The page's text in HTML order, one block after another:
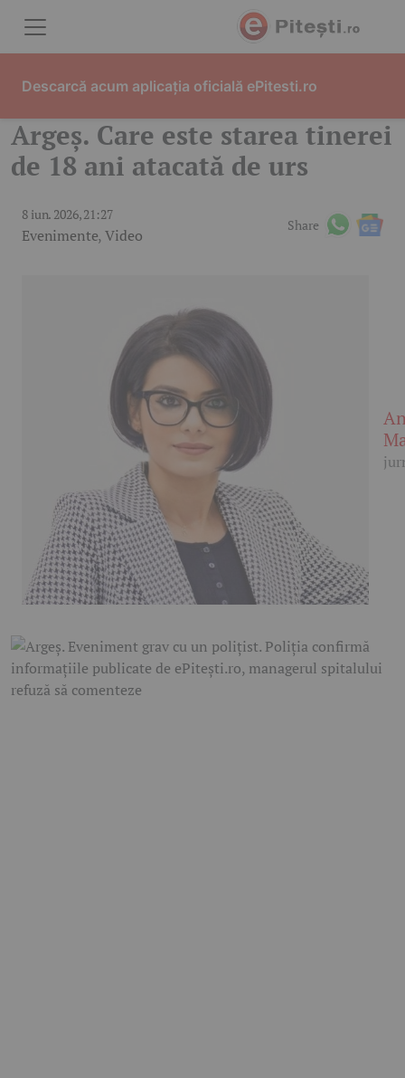
Argeș. Care este starea tinerei
de 18 ani atacată de urs
8 iun. 2026, 21:27
Evenimente,Video
Share
Descarcă acum aplicația oficială ePitesti.ro